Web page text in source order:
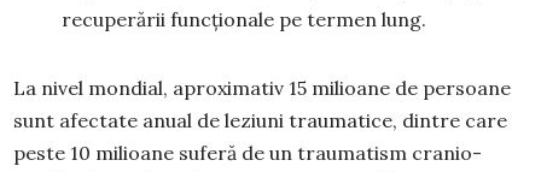
recuperării funcționale pe termen lung.
La nivel mondial, aproximativ 15 milioane de persoane
sunt afectate anual de leziuni traumatice, dintre care
peste 10 milioane suferă de un traumatism cranio-